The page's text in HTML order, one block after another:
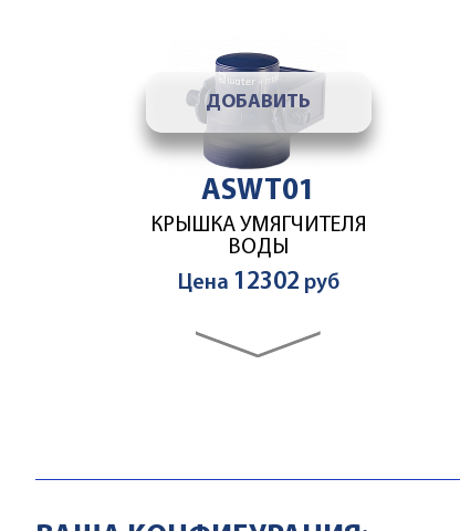
ДОБАВИТЬ
ASWT01
КРЫШКА УМЯГЧИТЕЛЯ
ВОДЫ
Цена 12302 руб